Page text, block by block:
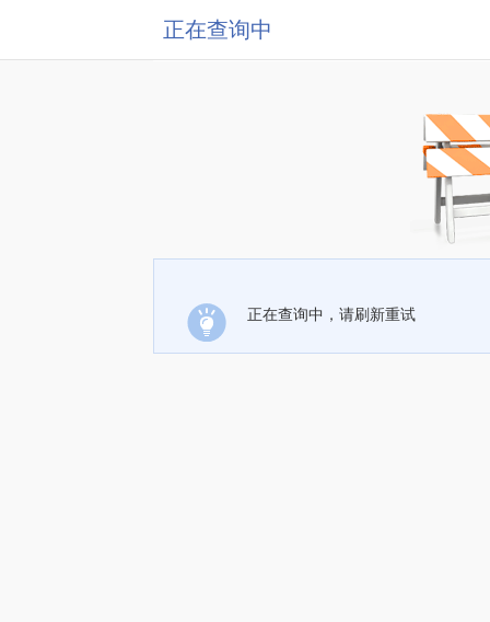
正在查询中
正在查询中，请刷新重试